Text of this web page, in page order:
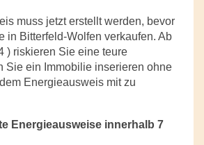
muss jetzt erstellt werden, bevor
in Bitterfeld-Wolfen verkaufen. Ab
) riskieren Sie eine teure
Sie ein Immobilie inserieren ohne
Energieausweis mit zu
Energieausweise innerhalb 7